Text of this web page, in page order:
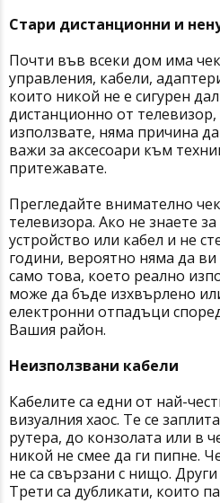
Стари дистанционни и
Почти във всеки дом има
управления, кабели,
които никой не е сигурен
дистанционно от
използвате, няма причина
важи за аксесоари към
притежавате.
Прегледайте внимателно
телевизора. Ако не знаете
устройство или кабел и не
години, вероятно няма да
само това, което реално
може да бъде изхвърлено
електронни отпадъци
Вашия район.
Неизползвани кабели
Кабелите са едни от най-
визуалния хаос. Те се
рутера, до конзолата или в
никой не смее да ги пипне.
не са свързани с нищо. Други
Трети са дубликати, които